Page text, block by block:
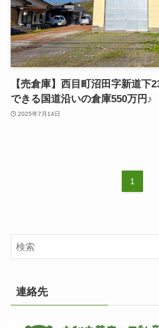
【売倉庫】西目町沼田字新道下
できる国道沿いの倉庫550万円♪
2025年7月14日
1
連絡先